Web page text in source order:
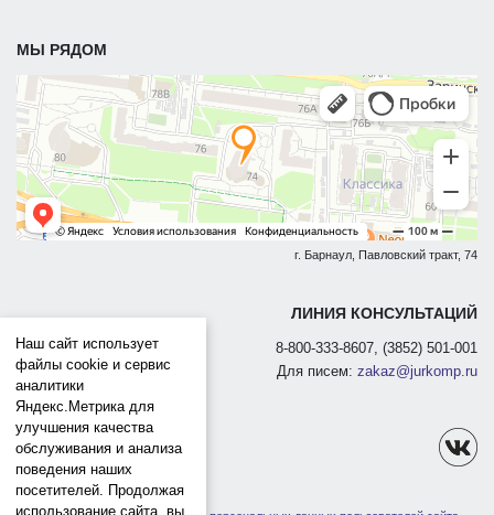
МЫ РЯДОМ
г. Барнаул, Павловский тракт, 74
ЛИНИЯ КОНСУЛЬТАЦИЙ
8-800-333-8607, (3852) 501-001
Для писем: zakaz@jurkomp.ru
Наш сайт использует
файлы cookie и сервис
аналитики
Яндекс.Метрика для
улучшения качества
обслуживания и анализа
поведения наших
посетителей. Продолжая
использование сайта, вы